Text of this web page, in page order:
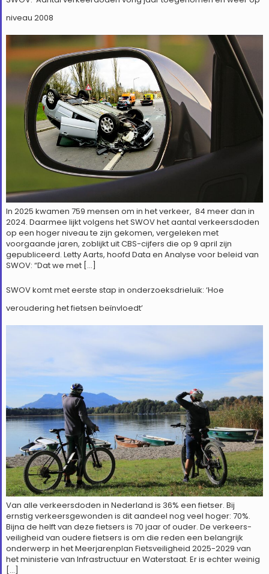
niveau 2008
In 2025 kwamen 759 mensen om in het verkeer, 84 meer dan in
2024. Daarmee lijkt volgens het SWOV het aantal verkeersdoden
op een hoger niveau te zijn gekomen, vergeleken met
voorgaande jaren, zoblijkt uit CBS-cijfers die op 9 april zijn
gepubliceerd. Letty Aarts, hoofd Data en Analyse voor beleid van
SWOV: “Dat we met […]
SWOV komt met eerste stap in onderzoeksdrieluik: ‘Hoe
veroudering het fietsen beïnvloedt’
Van alle verkeersdoden in Nederland is 36% een fietser. Bij
ernstig verkeersgewonden is dit aandeel nog veel hoger: 70%.
Bijna de helft van deze fietsers is 70 jaar of ouder. De verkeers­
veiligheid van oudere fietsers is om die reden een belangrijk
onderwerp in het Meerjarenplan Fietsveiligheid 2025-2029 van
het ministerie van Infrastructuur en Waterstaat. Er is echter weinig
[…]